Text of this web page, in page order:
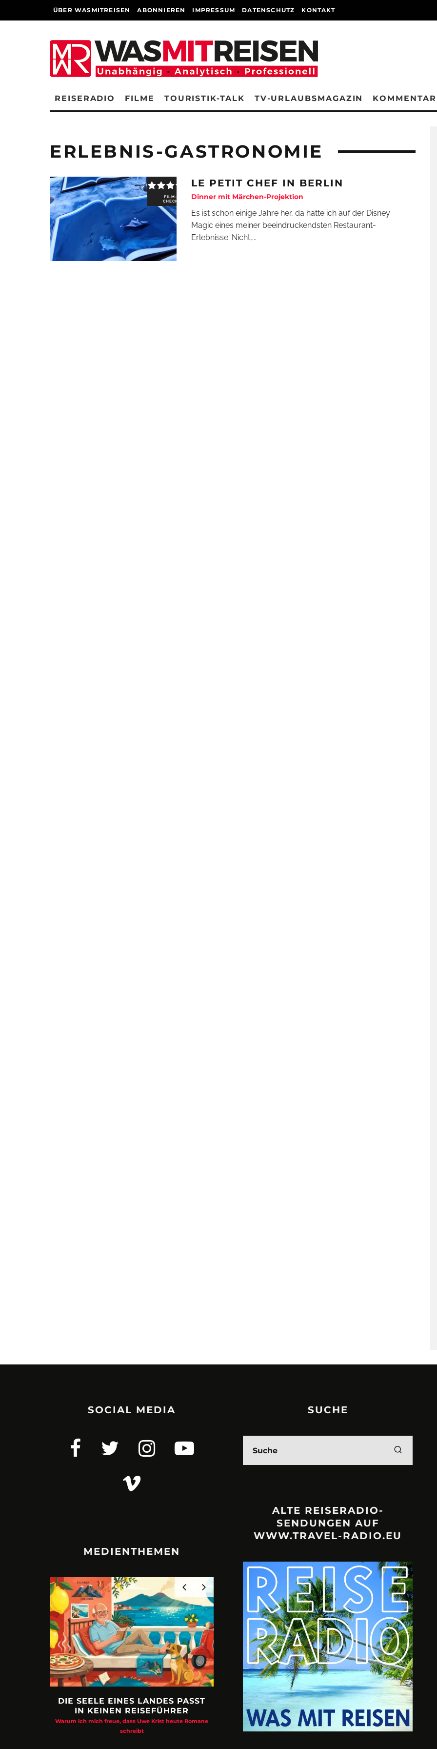
ÜBER WASMITREISEN ABONNIEREN IMPRESSUM DATENSCHUTZ KONTAKT
REISERADIO FILME TOURISTIK-TALK TV-URLAUBSMAGAZIN
ERLEBNIS-GASTRONOMIE
FILM-
CHECK
LE PETIT CHEF IN BERLIN
Dinner mit Märchen-Projektion
Es ist schon einige Jahre her, da hatte ich auf der Disney
Magic eines meiner beeindruckendsten Restaurant-
Erlebnisse. Nicht,...
SOCIAL MEDIA
MEDIENTHEMEN
DIE SEELE EINES LANDES PASST
IN KEINEN REISEFÜHRER
Warum ich mich freue, dass Uwe Krist heute Romane
schreibt
URLAUBSFRUST – IST REISEN
KAPUTT?
Philipp Laage „Travel is broken“ - Wege aus der
Urlaubsfalle
A3M –
Mit Krisen-
SUCHE
ALTE REISERADIO-
SENDUNGEN AUF
WWW.TRAVEL-RADIO.EU